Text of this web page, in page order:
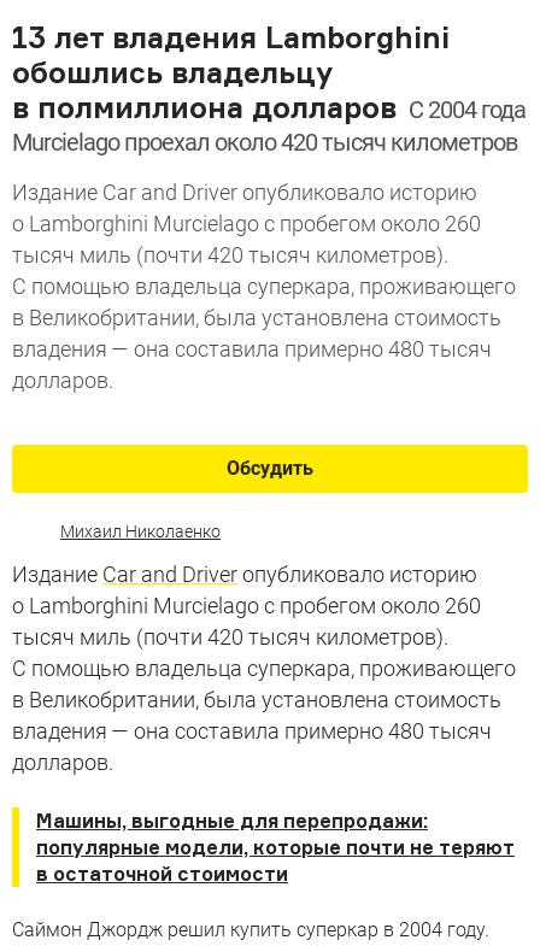
13 лет владения Lamborghini
обошлись владельцу
в полмиллиона долларов С 2004 года
Murcielago проехал около 420 тысяч километров
Издание Car and Driver опубликовало историю
о Lamborghini Murcielago с пробегом около 260
тысяч миль (почти 420 тысяч километров).
С помощью владельца суперкара, проживающего
в Великобритании, была установлена стоимость
владения — она составила примерно 480 тысяч
долларов.
Обсудить
Михаил Николаенко
Издание Car and Driverопубликовало историю
о Lamborghini Murcielago с пробегом около 260
тысяч миль (почти 420 тысяч километров).
С помощью владельца суперкара, проживающего
в Великобритании, была установлена стоимость
владения — она составила примерно 480 тысяч
долларов.
Машины, выгодные для перепродажи:
популярные модели, которые почти не теряют
в остаточной стоимости
Саймон Джордж решил купить суперкар в 2004 году.